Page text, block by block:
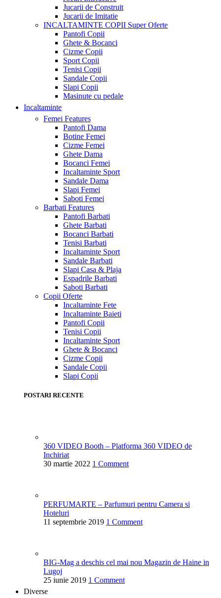
Jucarii de Construit
Jucarii de Imitatie
INCALTAMINTE COPII Super Oferte
Pantofi Copii
Ghete & Bocanci
Cizme Copii
Sport Copii
Tenisi Copii
Sandale Copii
Slapi Copii
Masinute cu pedale
Incaltaminte
Femei Features
Pantofi Dama
Botine Femei
Cizme Femei
Ghete Dama
Bocanci Femei
Incaltaminte Sport
Sandale Dama
Slapi Femei
Saboti Femei
Barbati Features
Pantofi Barbati
Ghete Barbati
Bocanci Barbati
Tenisi Barbati
Incaltaminte Sport
Sandale Barbati
Slapi Casa & Plaja
Espadrile Barbati
Saboti Barbati
Copii Oferte
Incaltaminte Fete
Incaltaminte Baieti
Pantofi Copii
Tenisi Copii
Incaltaminte Sport
Ghete & Bocanci
Cizme Copii
Sandale Copii
Slapi Copii
POSTARI RECENTE
360 VIDEO Booth – Platforma 360 VIDEO de
Inchiriat
30 martie 2022 1 Comment
PERFUMARTE – Parfumuri pentru Camera si
Hoteluri
11 septembrie 2019 1 Comment
BIG-Mag a deschis cel mai nou Magazin de Haine in
Lugoj
25 iunie 2019 1 Comment
Diverse